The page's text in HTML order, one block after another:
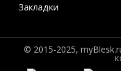
Закладки
© 2015-2025,